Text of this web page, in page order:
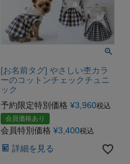
[お名前タグ] やさしい杢カラ
ーのコットンチェックチュニ
ック
予約限定特別価格 ¥3,960税込
会員価格あり
会員特別価格 ¥3,400税込
詳細を見る